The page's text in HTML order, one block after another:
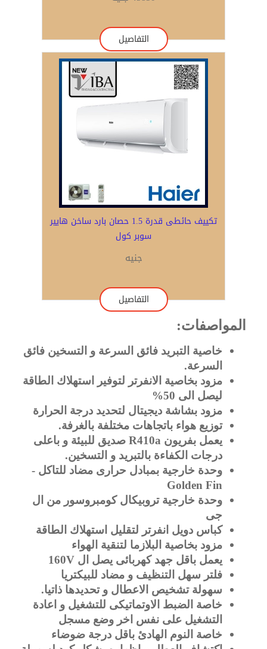
التفاصيل
تكييف حائطى قدرة 1.5 حصان بارد ساخن هايير
سوبر كول
جنيه
التفاصيل
المواصفات:
خاصية التبريد فائق السرعة و التسخين فائق
السرعة.
مزود بخاصية الانفرتر لتوفير استهلاك الطاقة
ليصل الى 50%
مزود بشاشة ديجيتال لتحديد درجة الحرارة
توزيع هواء باتجاهات مختلفة بالغرفة.
يعمل بفريون R410a صديق للبيئة و باعلى
درجات الكفاءة بالتبريد و التسخين.
وحدة خارجية بمبادل حرارى مضاد للتاكل -
Golden Fin
وحدة خارجية تروبيكال كومبروسور من ال
جى
كباس دويل انفرتر لتقليل استهلاك الطاقة
مزود بخاصية البلازما لتنقية الهواء
يعمل باقل جهد كهربائى يصل ال 160V
فلتر سهل التنظيف و مضاد للبيكتريا
سهولة تشخيص الاعطال و تحديدها ذاتيا.
خاصة الضبط الاوتماتيكى للتشغيل و اعادة
التشغيل على نفس اخر وضع مسجل
خاصة النوم الهادئ باقل درجة ضوضاء